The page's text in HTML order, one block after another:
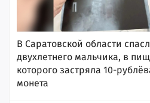
В Саратовской области
двухлетнего мальчика, в
которого застряла 10-
монета